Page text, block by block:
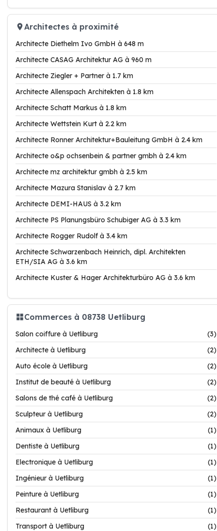
Architectes à proximité
Architecte Diethelm Ivo GmbH à 648 m
Architecte CASAG Architektur AG à 960 m
Architecte Ziegler + Partner à 1.7 km
Architecte Allenspach Architekten à 1.8 km
Architecte Schatt Markus à 1.8 km
Architecte Wettstein Kurt à 2.2 km
Architecte Ronner Architektur+Bauleitung GmbH à 2.4 km
Architecte o&p ochsenbein & partner gmbh à 2.4 km
Architecte mz architektur gmbh à 2.5 km
Architecte Mazura Stanislav à 2.7 km
Architecte DEMI-HAUS à 3.2 km
Architecte PS Planungsbüro Schubiger AG à 3.3 km
Architecte Rogger Rudolf à 3.4 km
Architecte Schwarzenbach Heinrich, dipl. Architekten
ETH/SIA AG à 3.6 km
Architecte Kuster & Hager Architekturbüro AG à 3.6 km
Commerces à 08738 Uetliburg
Salon coiffure à Uetliburg
(3)
Architecte à Uetliburg
(2)
Auto école à Uetliburg
(2)
Institut de beauté à Uetliburg
(2)
Salons de thé café à Uetliburg
(2)
Sculpteur à Uetliburg
(2)
Animaux à Uetliburg
(1)
Dentiste à Uetliburg
(1)
Electronique à Uetliburg
(1)
Ingénieur à Uetliburg
(1)
Peinture à Uetliburg
(1)
Restaurant à Uetliburg
(1)
Transport à Uetliburg
(1)